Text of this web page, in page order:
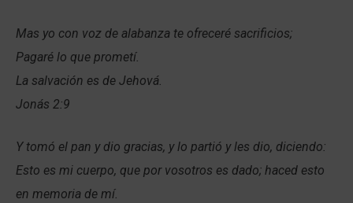
Mas yo con voz de alabanza te ofreceré sacrificios;
Pagaré lo que prometí.
La salvación es de Jehová.
Jonás 2:9
Y tomó el pan y dio gracias, y lo partió y les dio, diciendo:
Esto es mi cuerpo, que por vosotros es dado; haced esto
en memoria de mí.